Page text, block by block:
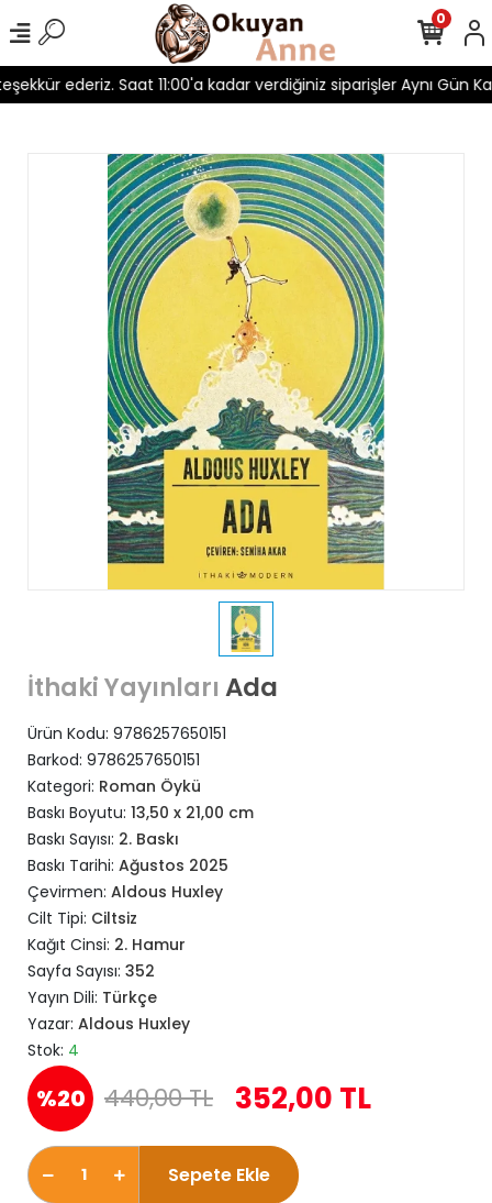
ederiz. Saat 11:00'a kadar verdiğiniz siparişler Aynı Gün
0
İthaki Yayınları Ada
Ürün Kodu: 9786257650151
Barkod: 9786257650151
Kategori: Roman Öykü
Baskı Boyutu: 13,50 x 21,00 cm
Baskı Sayısı: 2. Baskı
Baskı Tarihi: Ağustos 2025
Çevirmen: Aldous Huxley
Cilt Tipi: Ciltsiz
Kağıt Cinsi: 2. Hamur
Sayfa Sayısı: 352
Yayın Dili: Türkçe
Yazar: Aldous Huxley
Stok: 4
%20 440,00 TL 352,00 TL
Sepete Ekle